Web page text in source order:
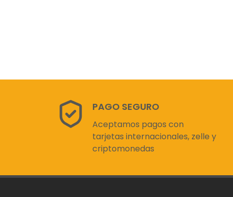
PAGO SEGURO
Aceptamos pagos con
tarjetas internacionales, zelle y
criptomonedas